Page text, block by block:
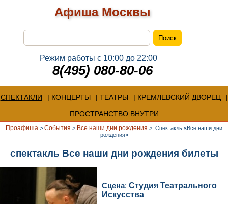
Афиша Москвы
Режим работы с 10:00 до 22:00
8(495) 080-80-06
СПЕКТАКЛИ КОНЦЕРТЫ ТЕАТРЫ
КРЕМЛЕВСКИЙ ДВОРЕЦ
ПРОСТРАНСТВО ВНУТРИ
Проафиша > События > Все наши дни рождения > Спектакль «Все наши дни
рождения»
спектакль Все наши дни рождения билеты
Сцена: Студия Театрального
Искусства